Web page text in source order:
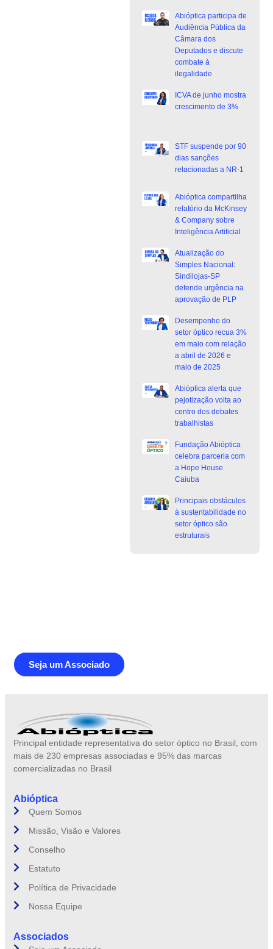
Abióptica participa de
Audiência Pública da
Câmara dos
Deputados e discute
combate à
ilegalidade
ICVA de junho mostra
crescimento de 3%
STF suspende por 90
dias sanções
relacionadas a NR-1
Abióptica compartilha
relatório da McKinsey
& Company sobre
Inteligência Artificial
Atualização do
Simples Nacional:
Sindilojas-SP
defende urgência na
aprovação de PLP
Desempenho do
setor óptico recua 3%
em maio com relação
a abril de 2026 e
maio de 2025
Abióptica alerta que
pejotização volta ao
centro dos debates
trabalhistas
Fundação Abióptica
celebra parceria com
a Hope House
Caiuba
Principais obstáculos
à sustentabilidade no
setor óptico são
estruturais
Seja um Associado
Principal entidade representativa do setor óptico no Brasil, com
mais de 230 empresas associadas e 95% das marcas
comercializadas no Brasil
Abióptica
Quem Somos
Missão, Visão e Valores
Conselho
Estatuto
Política de Privacidade
Nossa Equipe
Associados